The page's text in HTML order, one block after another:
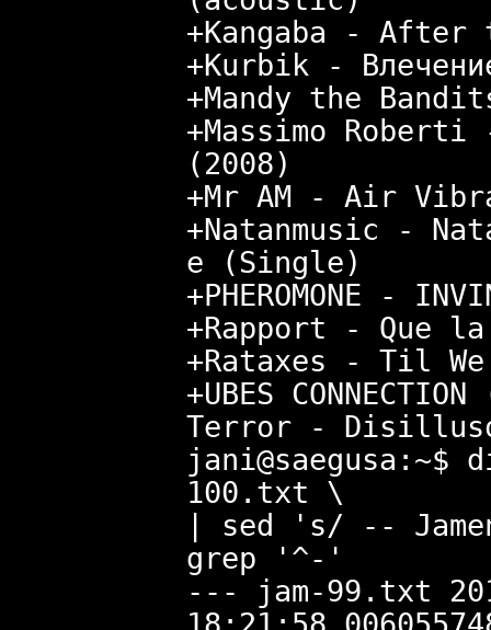
+Kangaba - After
+Kurbik -
+Mandy the
+Massimo
(2008)
+Mr AM - Air
+Natanmusic -
e (Single)
+PHEROMONE -
+Rapport - Que
+Rataxes - Til
+UBES
Terror - Disilluso
100.txt \
| sed 's/ --
grep '^-'
--- jam-99.txt